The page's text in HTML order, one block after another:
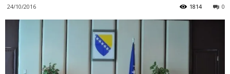
24/10/2016 0
1814